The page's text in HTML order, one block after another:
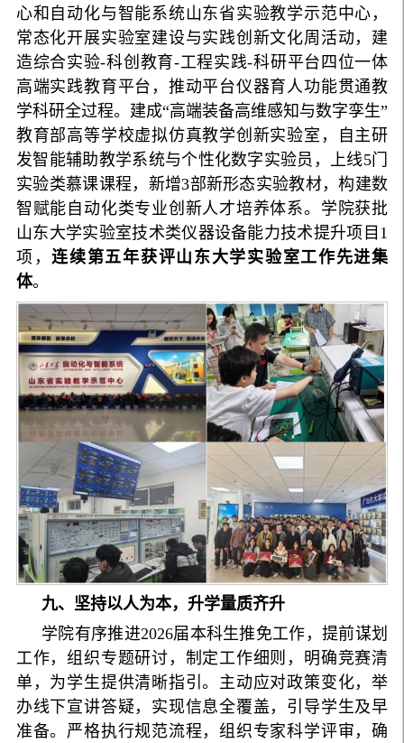
心和自动化与智能系统山东省实验教学示范中心，
常态化开展实验室建设与实践创新文化周活动，建
造综合实验-科创教育-工程实践-科研平台四位一体
高端实践教育平台，推动平台仪器育人功能贯通教
学科研全过程。建成“高端装备高维感知与数字孪生”
教育部高等学校虚拟仿真教学创新实验室，自主研
发智能辅助教学系统与个性化数字实验员，上线5门
实验类慕课课程，新增3部新形态实验教材，构建数
智赋能自动化类专业创新人才培养体系。学院获批
山东大学实验室技术类仪器设备能力技术提升项目1
项，连续第五年获评山东大学实验室工作先进集
体。
九、坚持以人为本，升学量质齐升
学院有序推进2026届本科生推免工作，提前谋划
工作，组织专题研讨，制定工作细则，明确竞赛清
单，为学生提供清晰指引。主动应对政策变化，举
办线下宣讲答疑，实现信息全覆盖，引导学生及早
准备。严格执行规范流程，组织专家科学评审，确